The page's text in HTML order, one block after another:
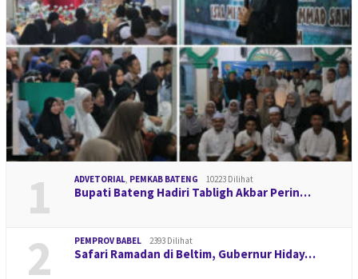
1 ADVETORIAL, PEMKAB BATENG 10223 Dilihat
Bupati Bateng Hadiri Tabligh Akbar Perin…
2 PEMPROV BABEL 2393 Dilihat
Safari Ramadan di Beltim, Gubernur Hiday…